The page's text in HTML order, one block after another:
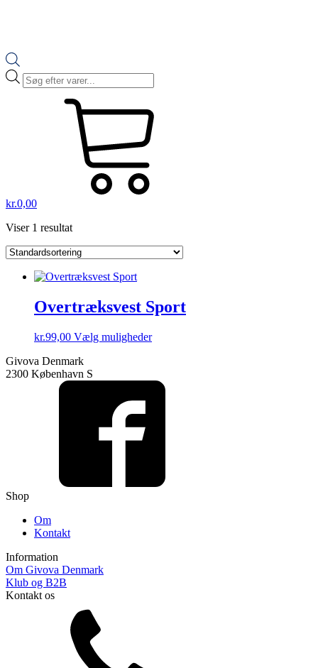
Products
search
kr.0,00
Viser 1 resultat
Overtræksvest Sport
kr.99,00 Vælg mulighederDette
varianter.
Givova Denmark
2300 København S
Shop
Om
Kontakt
Information
Om Givova Denmark
Klub og B2B
Kontakt os